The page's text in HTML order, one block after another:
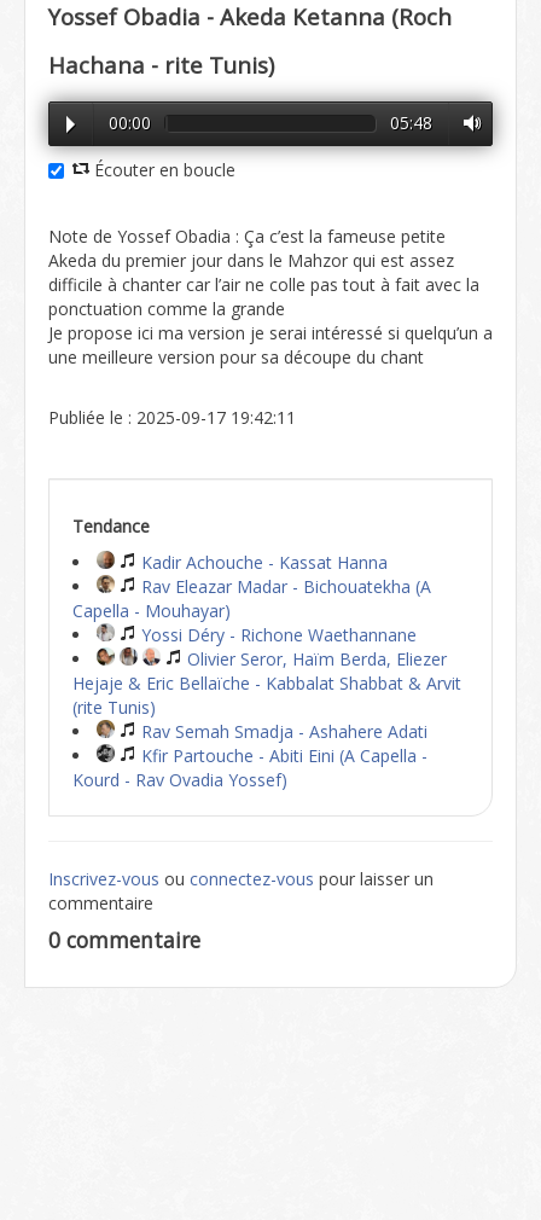
Yossef Obadia - Akeda Ketanna (Roch
Hachana - rite Tunis)
00:00 05:48
Écouter en boucle
Note de Yossef Obadia : Ça c’est la fameuse petite
Akeda du premier jour dans le Mahzor qui est assez
difficile à chanter car l’air ne colle pas tout à fait avec la
ponctuation comme la grande
Je propose ici ma version je serai intéressé si quelqu’un a
une meilleure version pour sa découpe du chant
Publiée le : 2025-09-17 19:42:11
Tendance
Kadir Achouche - Kassat Hanna
Rav Eleazar Madar - Bichouatekha (A
Capella - Mouhayar)
Yossi Déry - Richone Waethannane
Olivier Seror, Haïm Berda, Eliezer
Hejaje & Eric Bellaïche - Kabbalat Shabbat & Arvit
(rite Tunis)
Rav Semah Smadja - Ashahere Adati
Kfir Partouche - Abiti Eini (A Capella -
Kourd - Rav Ovadia Yossef)
Inscrivez-vous ou connectez-vous pour laisser un
commentaire
0 commentaire